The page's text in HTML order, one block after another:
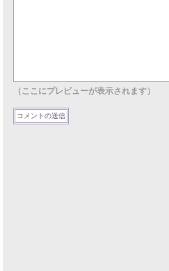
（ここにプレビューが表示されます）